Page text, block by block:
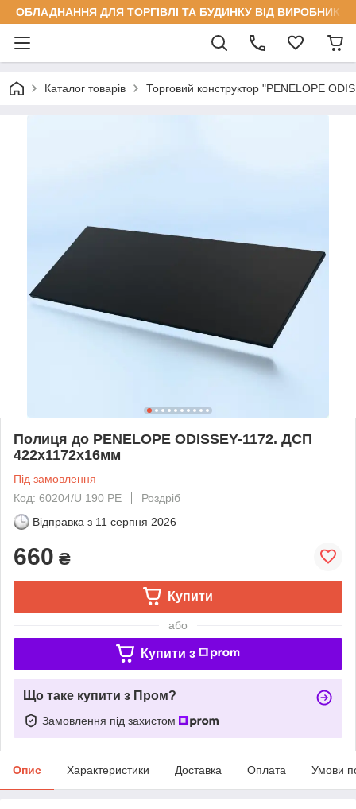
ОБЛАДНАННЯ ДЛЯ ТОРГІВЛІ ТА БУДИНКУ ВІД ВИРОБНИКА
Каталог товарів Торговий конструктор "PENELOPE
Полиця до PENELOPE ODISSEY-1172. ДСП
422х1172х16мм
Під замовлення
Код: 60204/U 190 PE
Роздріб
Відправка з 11 серпня 2026
660 ₴
Купити
або
Купити з
Що таке купити з Пром?
Замовлення під захистом
Опис Характеристики Доставка Оплата Умови